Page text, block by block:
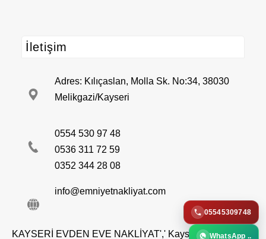
İletişim
Adres: Kılıçaslan, Molla Sk. No:34, 38030
Melikgazi/Kayseri
0554 530 97 48
0536 311 72 59
0352 344 28 08
info@emniyetnakliyat.com
KAYSERİ EVDEN EVE NAKLİYAT',' Kayseri’nin güvenilir
05545309748
WhatsApp ..